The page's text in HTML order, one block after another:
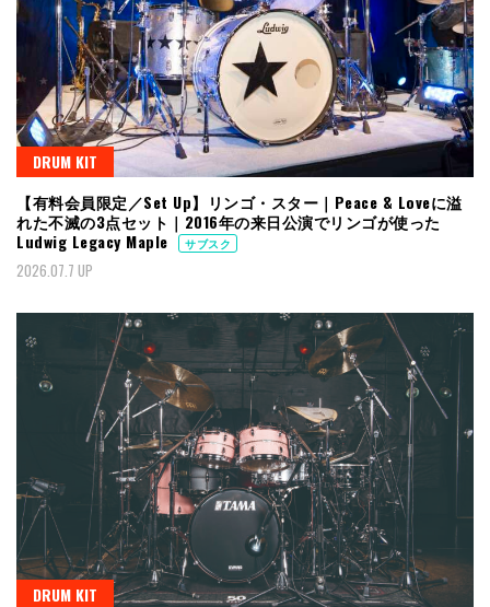
DRUM KIT
【有料会員限定／Set Up】リンゴ・スター｜Peace & Loveに溢
れた不滅の3点セット｜2016年の来日公演でリンゴが使った
Ludwig Legacy Maple
サブスク
2026.07.7 UP
DRUM KIT